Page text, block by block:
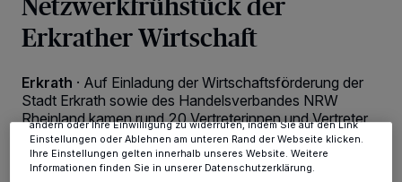
Erkrather Wirtschaft
Erkrath · Auf Einladung der Wirtschaftsförderung der
Stadt Erkrath sowie des Handelsverbandes NRW
Rheinland kamen rund 20 Vertreterinnen und Vertreter
aus den Erkrather Handels- und
Dienstleistungsunternehmen beim diesjährigen
Netzwerkfrühstück zusammen.
Wir und unsere 218-Partner speichern und greifen auf
Kennungen auf Ihrem Gerät zu. Durch Auswahl von OK aktivieren Sie
Zwecke. Wenn Tracker deaktiviert sind, sind manche Inhalte und
Anzeigen möglicherweise nicht mehr so relevant für Sie. Sie können
dieses Menü jederzeit wieder aufrufen, um Ihre Einstellungen zu
ändern oder Ihre Einwilligung zu widerrufen, indem Sie auf den Link
Einstellungen oder Ablehnen am unteren Rand der Webseite klicken.
Ihre Einstellungen gelten innerhalb unseres Website. Weitere
Informationen finden Sie in unserer Datenschutzerklärung.